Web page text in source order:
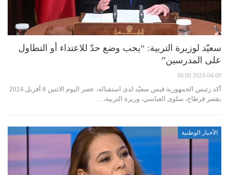
سعيّد لوزيرة التربية: “يجب وضع حدّ للاعتداء أو التطاول
على المدرسين”
2024-04-09 00:08
أكد رئيس الجمهورية قيس سعيّد لدى استقباله، عصر اليوم الاثنين 8 أفريل 2024
بقصر قرطاج، سلوى العباسي، وزيرة التربية،…
الأخبار الوطنية